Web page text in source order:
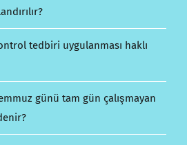
tedbiri uygulanması haklı
günü tam gün çalışmayan